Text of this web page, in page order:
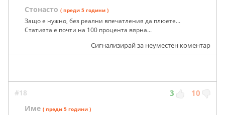
Стонасто ( преди 5 години )
Защо е нужно, без реални впечатления да плюете...
Статията е почти на 100 процента вярна...
Сигнализирай за неуместен коментар
#18 3 10
Име ( преди 5 години )